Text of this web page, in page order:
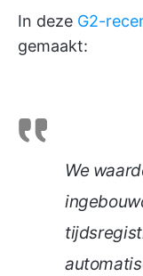
In deze G2-
gemaakt:
We